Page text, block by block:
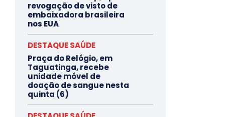
revogação de visto de
embaixadora brasileira
nos EUA
DESTAQUE SAÚDE
Praça do Relógio, em
Taguatinga, recebe
unidade móvel de
doação de sangue nesta
quinta (6)